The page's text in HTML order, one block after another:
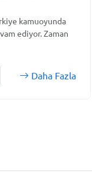
kamuoyunda
ediyor. Zaman
Daha Fazla